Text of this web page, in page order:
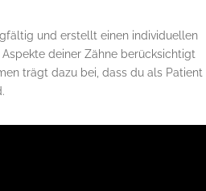
und erstellt einen individuellen
deiner Zähne berücksichtigt
trägt dazu bei, dass du als Patient